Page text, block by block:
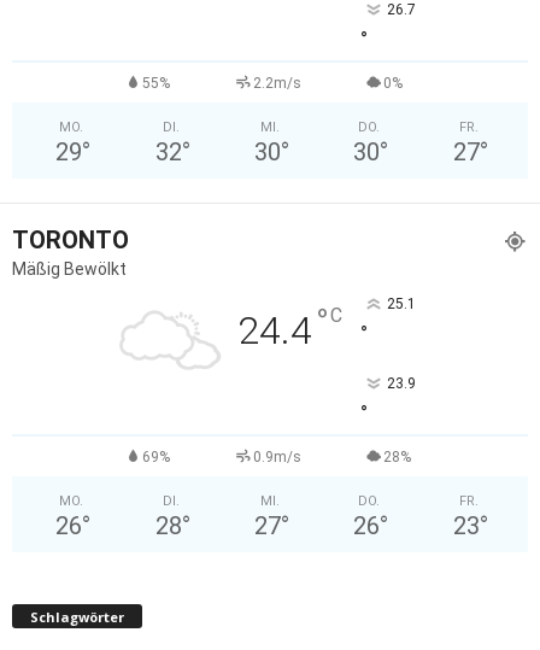
26.7
°
55% 2.2m/s 0%
MO.
29°
DI.
32°
MI.
30°
DO.
30°
FR.
27°
TORONTO
Mäßig Bewölkt
24.4°C 25.1
°
23.9
°
69% 0.9m/s 28%
MO.
26°
DI.
28°
MI.
27°
DO.
26°
FR.
23°
Schlagwörter